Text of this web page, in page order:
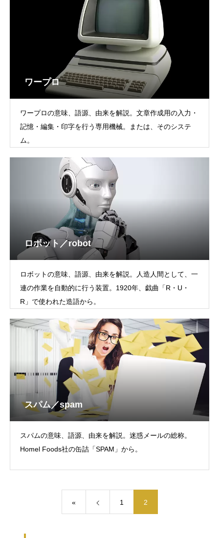
ワープロ
ワープロの意味、語源、由来を解説。文章作成用の入力・
記憶・編集・印字を行う専用機械。または、そのシステ
ム。
ロボット／robot
ロボットの意味、語源、由来を解説。人造人間として、一
連の作業を自動的に行う装置。1920年、戯曲「R・U・
R」で使われた造語から。
スパム／spam
スパムの意味、語源、由来を解説。迷惑メールの総称。
Homel Foods社の缶詰「SPAM」から。
« 1 2